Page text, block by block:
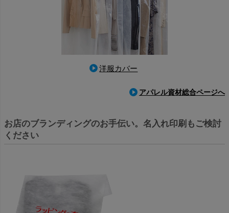
洋服カバー
アパレル資材総合ページへ
お店のブランディングのお手伝い。名入れ印刷もご検討
ください